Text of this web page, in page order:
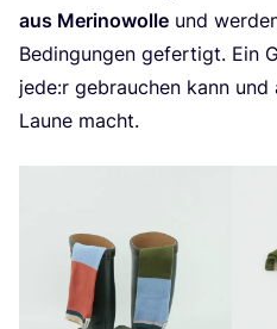
aus Meri­no­wol­le und
Bedin­gun­gen gefer­tigt. Ein
jede:r gebrau­chen kann
Lau­ne macht.